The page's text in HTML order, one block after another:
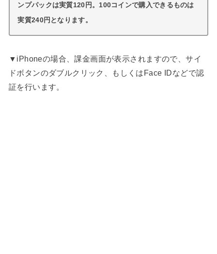
ンプパックは実質120円。100コインで購入できるものは
実質240円となります。
▼iPhoneの場合、課金画面が表示されますので、サイ
ドボタンのダブルクリック、もしくはFace IDなどで認
証を行います。